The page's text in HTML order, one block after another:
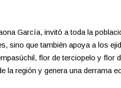
García, invitó a toda la
sino que también apoya a los
flor de terciopelo y flor
la región y genera una derrama